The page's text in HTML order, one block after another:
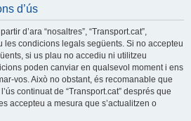
c
a
d’ús
d’ara “nosaltres”, “Transport.cat”,
les condicions legals següents. Si no accepteu
si us plau no accediu ni utilitzeu
poden canviar en qualsevol moment i ens
vos. Això no obstant, és recomanable que
continuat de “Transport.cat” després que
accepteu a mesura que s’actualitzen o